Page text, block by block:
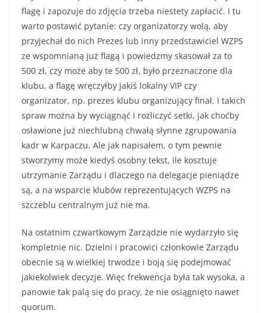
flagę i zapozuje do zdjęcia trzeba niestety zapłacić. I tu
warto postawić pytanie: czy organizatorzy wolą, aby
przyjechał do nich Prezes lub inny przedstawiciel WZPS
ze wspomnianą już flagą i powiedzmy skasował za to
500 zł, czy może aby te 500 zł, było przeznaczone dla
klubu, a flagę wręczyłby jakiś lokalny VIP czy
organizator, np. prezes klubu organizujący finał. I takich
spraw można by wyciągnąć i rozliczyć setki, jak choćby
osławione już niechlubną chwałą słynne zgrupowania
kadr w Karpaczu. Ale jak napisałem, o tym pewnie
stworzymy może kiedyś osobny tekst, ile kosztuje
utrzymanie Zarządu i dlaczego na delegacje pieniądze
są, a na wsparcie klubów reprezentujących WZPS na
szczeblu centralnym już nie ma.
Na ostatnim czwartkowym Zarządzie nie wydarzyło się
kompletnie nic. Dzielni i pracowici członkowie Zarządu
obecnie są w wielkiej trwodze i boją się podejmować
jakiekolwiek decyzje. Więc frekwencja była tak wysoka, a
panowie tak palą się do pracy, że nie osiągnięto nawet
quorum.